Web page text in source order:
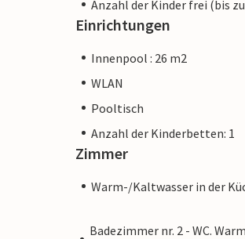
Anzahl der Kinder frei (bis
Einrichtungen
Innenpool : 26 m2
WLAN
Pooltisch
Anzahl der Kinderbetten: 1
Zimmer
Warm-/Kaltwasser in der
Badezimmer nr. 2 - WC.